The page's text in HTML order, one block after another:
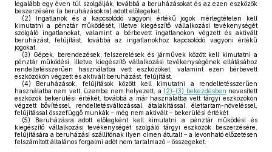
legalább egy éven túl szolgálják, továbbá a beruházásokat és az ezen eszközök
beszerzésére (a beruházásokra) adott előlegeket.
(2) Ingatlanok és a kapcsolódó vagyoni értékű jogok mérlegtételen kell
kimutatni a pénztár működését, illetve kiegészítő vállalkozási tevékenységét
szolgáló ingatlanokat, valamint a bérbevett ingatlanokon végzett és aktivált
beruházást, felújítást, továbbá az ingatlanokhoz kapcsolódó vagyoni értékű
jogokat.
(3) Gépek, berendezések, felszerelések és járművek között kell kimutatni a
pénztár működési, illetve kiegészítő vállalkozási tevékenységének ellátásához
rendeltetésszerűen használatba vett eszközöket, valamint ezen bérbevett
eszközökön végzett és aktivált beruházást, felújítást.
(4) Beruházások, felújítások között kell kimutatni a rendeltetésszerűen
használatba nem vett, üzembe nem helyezett, a (2)–(3) bekezdésben nevesített
eszközök bekerülési értékét, továbbá a már használatba vett tárgyi eszközökön
végzett bővítéssel, rendeltetésváltozással, átalakítással, élettartam-növeléssel,
felújítással összefüggő munkák – még nem aktivált – bekerülési értékét.
(5) Beruházásra adott előlegként kell kimutatni a pénztár működési és
kiegészítő vállalkozási tevékenységét szolgáló tárgyi eszközök beszerzésére,
felújítására a beruházási szállítónak ilyen címen átutalt – a levonható előzetesen
felszámított általános forgalmi adót nem tartalmazó – összegeket.